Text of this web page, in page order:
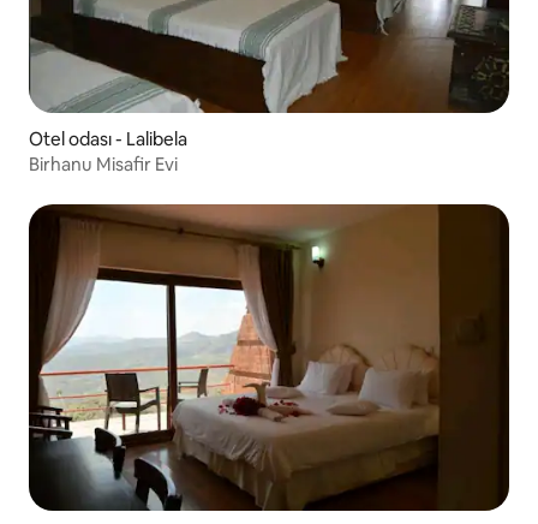
Otel odası - Lalibela
Birhanu Misafir Evi